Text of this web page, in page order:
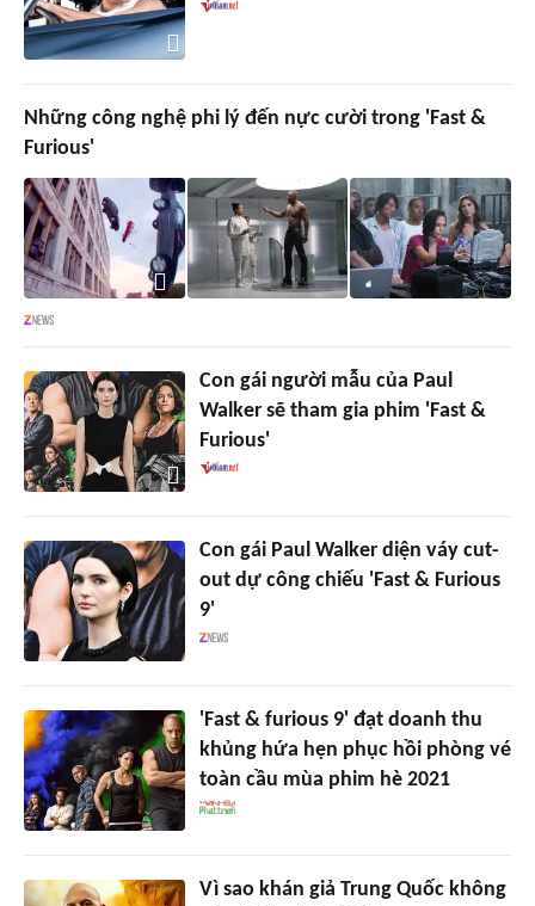
Những công nghệ phi lý đến nực cười trong 'Fast &
Furious'
Con gái người mẫu của Paul
Walker sẽ tham gia phim 'Fast &
Furious'
Con gái Paul Walker diện váy cut-
out dự công chiếu 'Fast & Furious
9'
'Fast & furious 9' đạt doanh thu
khủng hứa hẹn phục hồi phòng vé
toàn cầu mùa phim hè 2021
Vì sao khán giả Trung Quốc không